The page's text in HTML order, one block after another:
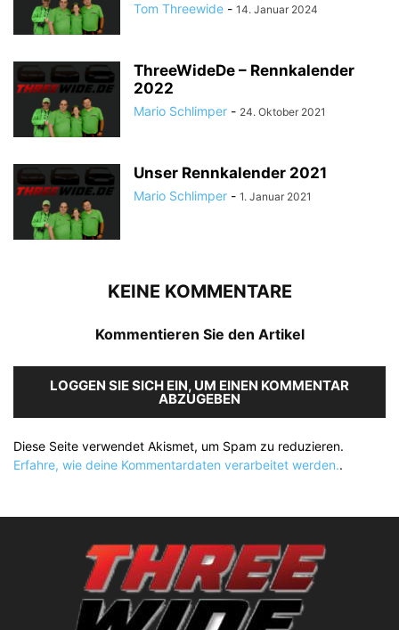
Tom Threewide - 14. Januar 2024
ThreeWideDe – Rennkalender
2022
Mario Schlimper - 24. Oktober 2021
Unser Rennkalender 2021
Mario Schlimper - 1. Januar 2021
KEINE KOMMENTARE
Kommentieren Sie den Artikel
LOGGEN SIE SICH EIN, UM EINEN KOMMENTAR
ABZUGEBEN
Diese Seite verwendet Akismet, um Spam zu reduzieren.
Erfahre, wie deine Kommentardaten verarbeitet werden..